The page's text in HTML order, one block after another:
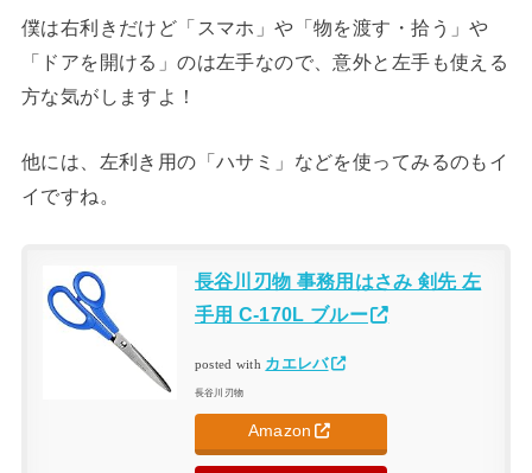
僕は右利きだけど「スマホ」や「物を渡す・拾う」や
「ドアを開ける」のは左手なので、意外と左手も使える
方な気がしますよ！
他には、左利き用の「ハサミ」などを使ってみるのもイ
イですね。
長谷川刃物 事務用はさみ 剣先 左
手用 C-170L ブルー
posted with カエレバ
長谷川刃物
Amazon